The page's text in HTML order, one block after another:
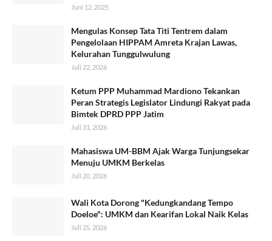
Juni 12, 2025
​Mengulas Konsep Tata Titi Tentrem dalam
Pengelolaan HIPPAM Amreta Krajan Lawas,
Kelurahan Tunggulwulung
Juli 22, 2026
Ketum PPP Muhammad Mardiono Tekankan
Peran Strategis Legislator Lindungi Rakyat pada
Bimtek DPRD PPP Jatim
Juli 31, 2026
Mahasiswa UM-BBM Ajak Warga Tunjungsekar
Menuju UMKM Berkelas
Juli 20, 2026
Wali Kota Dorong "Kedungkandang Tempo
Doeloe": UMKM dan Kearifan Lokal Naik Kelas
Juli 25, 2026